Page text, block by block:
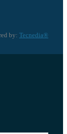
by: Tecnedia®